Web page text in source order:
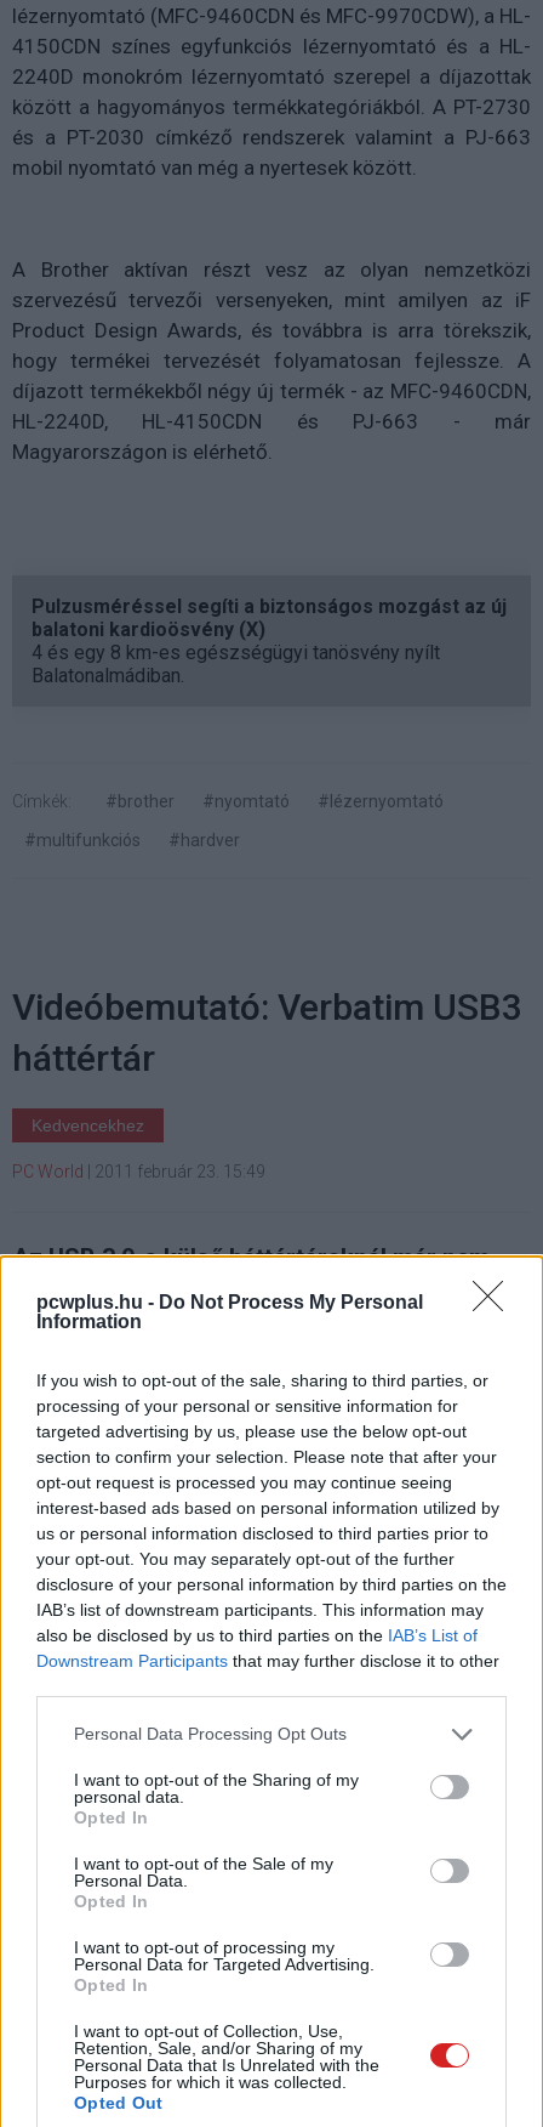
pcwplus.hu - Do Not Process My Personal
Information
If you wish to opt-out of the sale, sharing to third parties, or
processing of your personal or sensitive information for
targeted advertising by us, please use the below opt-out
section to confirm your selection. Please note that after your
opt-out request is processed you may continue seeing
interest-based ads based on personal information utilized by
us or personal information disclosed to third parties prior to
your opt-out. You may separately opt-out of the further
disclosure of your personal information by third parties on the
IAB’s list of downstream participants. This information may
also be disclosed by us to third parties on the IAB’s List of
Downstream Participants that may further disclose it to other
Please note that this website/app uses one or more Google
not limited to your visit or usage behaviour. You may click to
grant or deny consent to Google and its third-party tags to
use your data for below specified purposes in below Google
consent section.
Personal Data Processing Opt Outs
I want to opt-out of the Sharing of my
personal data.
Opted In
I want to opt-out of the Sale of my
Personal Data.
Opted In
I want to opt-out of processing my
Personal Data for Targeted Advertising.
Opted In
I want to opt-out of Collection, Use,
Retention, Sale, and/or Sharing of my
Personal Data that Is Unrelated with the
Purposes for which it was collected.
Opted Out
lézernyomtató (MFC-9460CDN és MFC-9970CDW), a HL-
4150CDN színes egyfunkciós lézernyomtató és a HL-
2240D monokróm lézernyomtató szerepel a díjazottak
között a hagyományos termékkategóriákból. A PT-2730
és a PT-2030 címkéző rendszerek valamint a PJ-663
mobil nyomtató van még a nyertesek között.
A Brother aktívan részt vesz az olyan nemzetközi
szervezésű tervezői versenyeken, mint amilyen az iF
Product Design Awards, és továbbra is arra törekszik,
hogy termékei tervezését folyamatosan fejlessze. A
díjazott termékekből négy új termék - az MFC-9460CDN,
HL-2240D, HL-4150CDN és PJ-663 - már
Magyarországon is elérhető.
Pulzusméréssel segíti a biztonságos mozgást az új
balatoni kardioösvény (X)
4 és egy 8 km-es egészségügyi tanösvény nyílt
Balatonalmádiban.
Címkék: #brother #nyomtató
#lézernyomtató
#multifunkciós
#hardver
Videóbemutató: Verbatim USB3
háttértár
Kedvencekhez
PC World 2011 február 23. 15:49
Az USB 3.0-s külső háttértáraknál már nem
kell aggódni az átviteli sebesség miatt.
Megnéztük, hogy mit tud a Verbatim eszköze!
A tárolandó információk, filmek, fényképek száma egyre
nő, s bizony nem könnyű ennyi adatot mozgatni két
számítógép között. A külső merevlemez erre remek
eszköz, ám például nagy méretű fájlok esetében sokáig
az USB 2.0 csatolók maximális adatátviteli sebessége
korlátozó tényezőként jelentkezett. Szerencsére már
megérkeztek a sokkal gyorsabb USB 3.0-s eszközök,
amelyek az előző generációnál négyszer gyorsabb
átviteli sebességere is képesek. Az általunk tesztelt 2
Nero szoftvermellékletével kiemelkedik a versenytársai